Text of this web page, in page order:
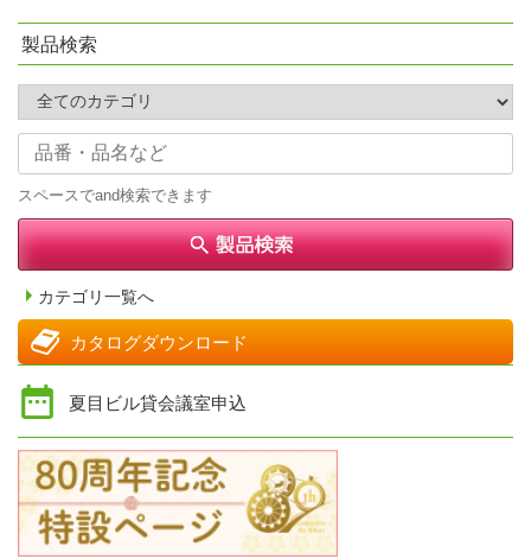
製品検索
スペースでand検索できます
カテゴリ一覧へ
カタログダウンロード
夏目ビル貸会議室申込